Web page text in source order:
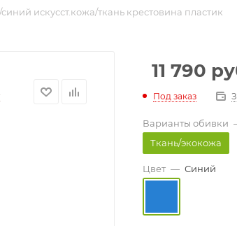
искусст.кожа/ткань крестовина пластик
11 790
Под заказ
Варианты обивки
Ткань/экокожа
Цвет — Синий